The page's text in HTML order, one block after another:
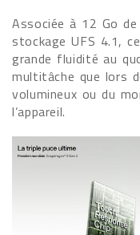
Associée à 12 Go
stockage UFS 4.1,
grande fluidité au
multitâche que lors
volumineux ou du
l’appareil.